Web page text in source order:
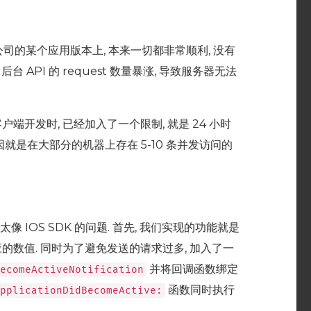
的某个应用版本上, 本来一切都非常顺利, 没有
台 API 的 request 数量暴涨, 导致服务器无法
端开发时, 已经加入了一个限制, 就是 24 小时
是在大部分的机器上存在 5-10 条并发访问的
IOS SDK 的问题. 首先, 我们实现的功能就是
数值. 同时为了避免发送的请求过多, 加入了一
并将回调函数绑定
: 函数同时执行